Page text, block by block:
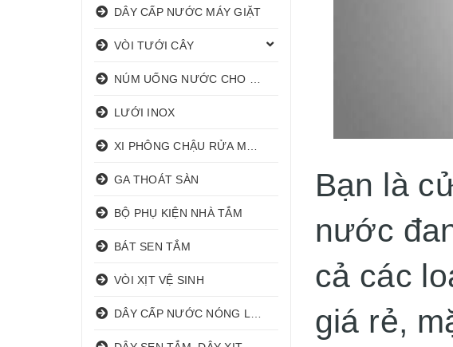
Bạn là
nước
cả các
giá rẻ,
DÂY CẤP NƯỚC MÁY GIẶT
VÒI TƯỚI CÂY
LƯỚI INOX
GA THOÁT SÀN
BỘ PHỤ KIỆN NHÀ TẮM
BÁT SEN TẮM
VÒI XỊT VỆ SINH